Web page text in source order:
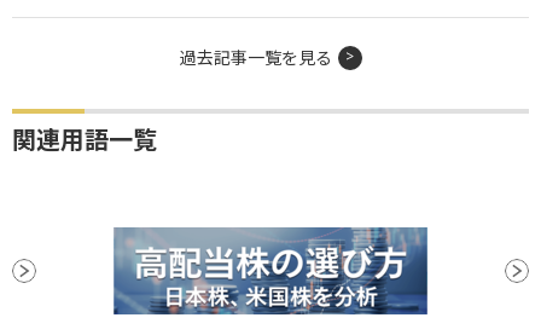
過去記事一覧を見る
関連用語一覧